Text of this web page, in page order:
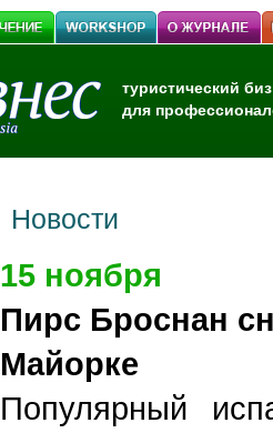
туристический
для
Новости
15 ноября
Пирс Броснан
Майорке
Популярный